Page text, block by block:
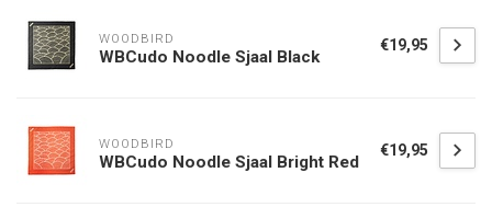
WOODBIRD
WBCudo Noodle Sjaal Black
€19,95
WOODBIRD
WBCudo Noodle Sjaal Bright Red
€19,95